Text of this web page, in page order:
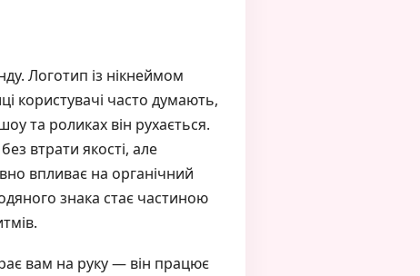
Логотип із нікнеймом
користувачі часто думають,
та роликах він рухається.
втрати якості, але
впливає на органічний
знака стає частиною
вам на руку — він працює